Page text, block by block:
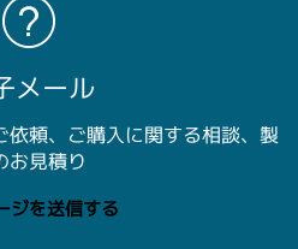
メール
依頼、ご購入に関する相談、製
お見積り
ジを送信する